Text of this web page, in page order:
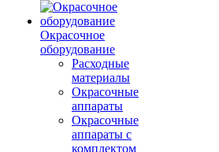
Окрасочное
оборудование
Расходные
материалы
Окрасочные
аппараты
Окрасочные
аппараты с
комплектом